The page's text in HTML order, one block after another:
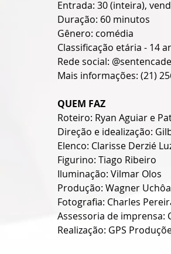
Entrada: 30 (inteira),
Duração: 60 minutos
Gênero: comédia
Classificação etária - 14
Rede social:
Mais informações: (21)
QUEM FAZ
Roteiro: Ryan Aguiar e
Direção e idealização:
Elenco: Clarisse Derzié
Figurino: Tiago Ribeiro
Iluminação: Vilmar Olos
Produção: Wagner Uchôa
Fotografia: Charles
Assessoria de imprensa:
Realização: GPS